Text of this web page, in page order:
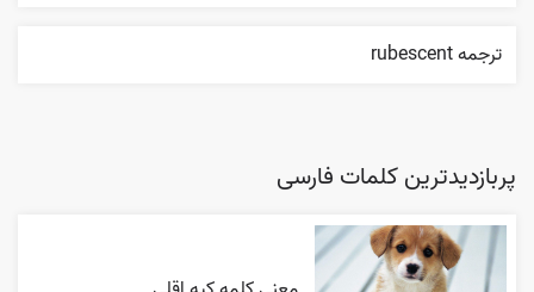
ترجمه rubescent
پربازدیدترین کلمات فارسی